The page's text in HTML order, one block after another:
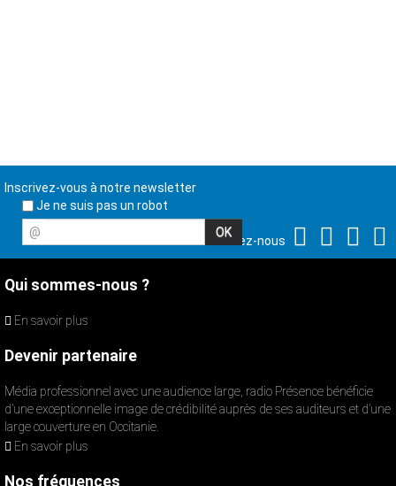
Inscrivez-vous à notre newsletter
Je ne suis pas un robot
@
Suivez-nous
Qui sommes-nous ?
En savoir plus
Devenir partenaire
Média professionnel avec une audience large, radio Présence bénéficie
d’une exceptionnelle image de crédibilité auprès de ses auditeurs et d’une
large couverture en Occitanie.
En savoir plus
Nos fréquences